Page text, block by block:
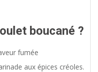
boucané ?
fumée
aux épices créoles.